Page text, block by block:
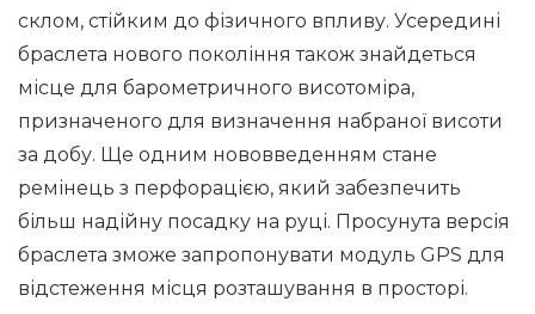
склом, стійким до фізичного впливу. Усередині
браслета нового покоління також знайдеться
місце для барометричного висотоміра,
призначеного для визначення набраної висоти
за добу. Ще одним нововведенням стане
ремінець з перфорацією, який забезпечить
більш надійну посадку на руці. Просунута версія
браслета зможе запропонувати модуль GPS для
відстеження місця розташування в просторі.